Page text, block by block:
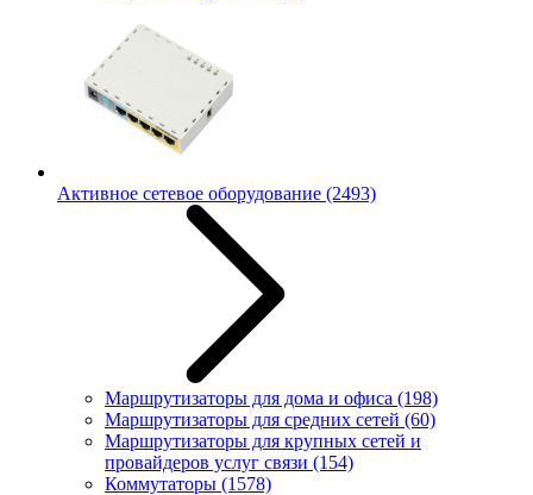
Активное сетевое оборудование (2493)
Маршрутизаторы для дома и офиса (198)
Маршрутизаторы для средних сетей (60)
Маршрутизаторы для крупных сетей и
провайдеров услуг связи (154)
Коммутаторы (1578)